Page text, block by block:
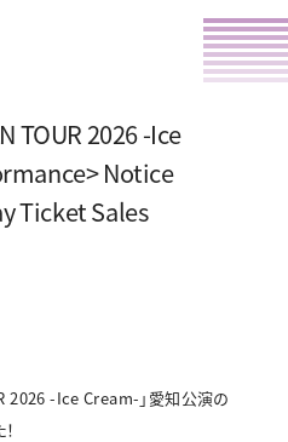
TOUR 2026 -Ice
Notice
Ticket Sales
2026 -Ice Cream-」愛知公演の